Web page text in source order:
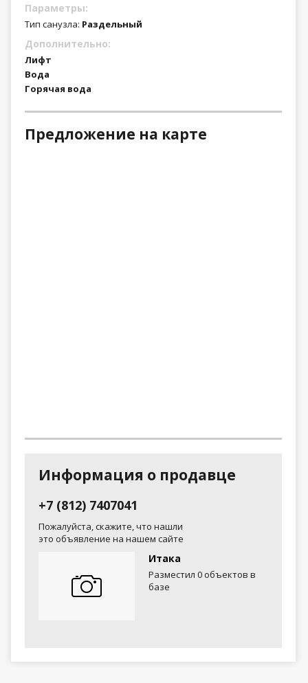
Параметры:
Тип санузла: Раздельный
Дополнительно:
Лифт
Вода
Горячая вода
Предложение на карте
Информация о продавце
+7 (812) 7407041
Пожалуйста, скажите, что нашли
это объявление на нашем сайте
Итака
Разместил 0 объектов в
базе